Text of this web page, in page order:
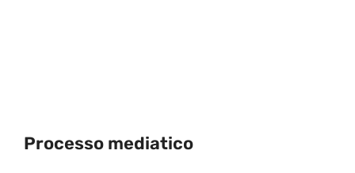
Processo mediatico